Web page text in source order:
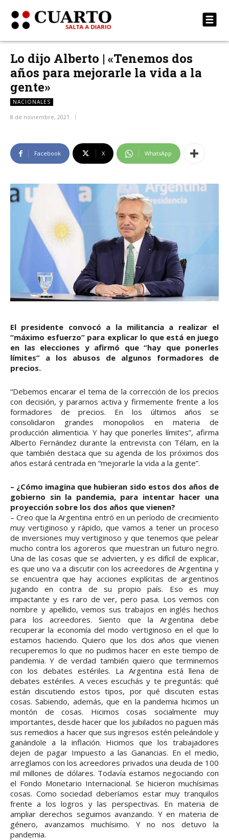
Lo dijo Alberto | «Tenemos dos
años para mejorarle la vida a la
gente»
NACIONALES
8 de noviembre, 2021
Facebook X WhatsApp
El presidente convocó a la militancia a realizar el
“máximo esfuerzo” para explicar lo que está en juego
en las elecciones y afirmó que “hay que ponerles
límites” a los abusos de algunos formadores de
precios.
“Debemos encarar el tema de la corrección de los precios
con decisión, y pararnos activa y firmemente frente a los
formadores de precios. En los últimos años se
consolidaron grandes monopolios en materia de
producción alimenticia. Y hay que ponerles límites”, afirma
Alberto Fernández durante la entrevista con Télam, en la
que también destaca que su agenda de los próximos dos
años estará centrada en “mejorarle la vida a la gente”.
– ¿Cómo imagina que hubieran sido estos dos años de
gobierno sin la pandemia, para intentar hacer una
proyección sobre los dos años que vienen?
– Creo que la Argentina entró en un período de crecimiento
muy vertiginoso y rápido, que vamos a tener un proceso
de inversiones muy vertiginoso y que tenemos que pelear
mucho contra los agoreros que muestran un futuro negro.
Una de las cosas que se advierten, y es difícil de explicar,
es que uno va a discutir con los acreedores de Argentina y
se encuentra que hay acciones explícitas de argentinos
jugando en contra de su propio país. Eso es muy
impactante y es raro de ver, pero pasa. Los vemos con
nombre y apellido, vemos sus trabajos en inglés hechos
para los acreedores. Siento que la Argentina debe
recuperar la economía del modo vertiginoso en el que lo
estamos haciendo. Quiero que los dos años que vienen
recuperemos lo que no pudimos hacer en este tiempo de
pandemia. Y de verdad también quiero que terminemos
con los debates estériles. La Argentina está llena de
debates estériles. A veces escuchás y te preguntás: qué
están discutiendo estos tipos, por qué discuten estas
cosas. Sabiendo, además, que en la pandemia hicimos un
montón de cosas. Hicimos cosas socialmente muy
importantes, desde hacer que los jubilados no paguen más
sus remedios a hacer que sus ingresos estén peleándole y
ganándole a la inflación. Hicimos que los trabajadores
dejen de pagar Impuesto a las Ganancias. En el medio,
arreglamos con los acreedores privados una deuda de 100
mil millones de dólares. Todavía estamos negociando con
el Fondo Monetario Internacional. Se hicieron muchísimas
cosas. Como sociedad deberíamos estar muy tranquilos
frente a los logros y las perspectivas. En materia de
ampliar derechos seguimos avanzando. Y en materia de
género, avanzamos muchísimo. Y no nos detuvo la
pandemia.